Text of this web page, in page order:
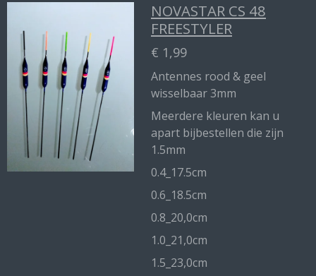
NOVASTAR CS 48
FREESTYLER
€ 1,99
Antennes rood & geel
wisselbaar 3mm
Meerdere kleuren kan u
apart bijbestellen die zijn
1.5mm
0.4_17.5cm
0.6_18.5cm
0.8_20,0cm
1.0_21,0cm
1.5_23,0cm